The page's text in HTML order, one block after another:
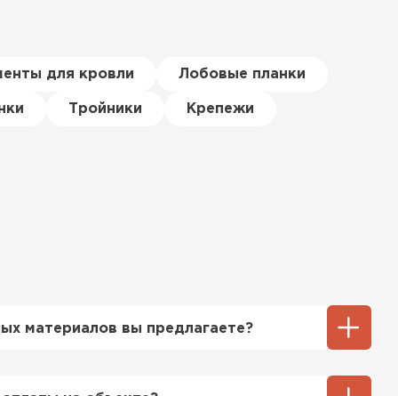
для кровли Лобовые планки
Тройники Крепежи
материалов вы предлагаете?
профнастил, ондулин, битумные